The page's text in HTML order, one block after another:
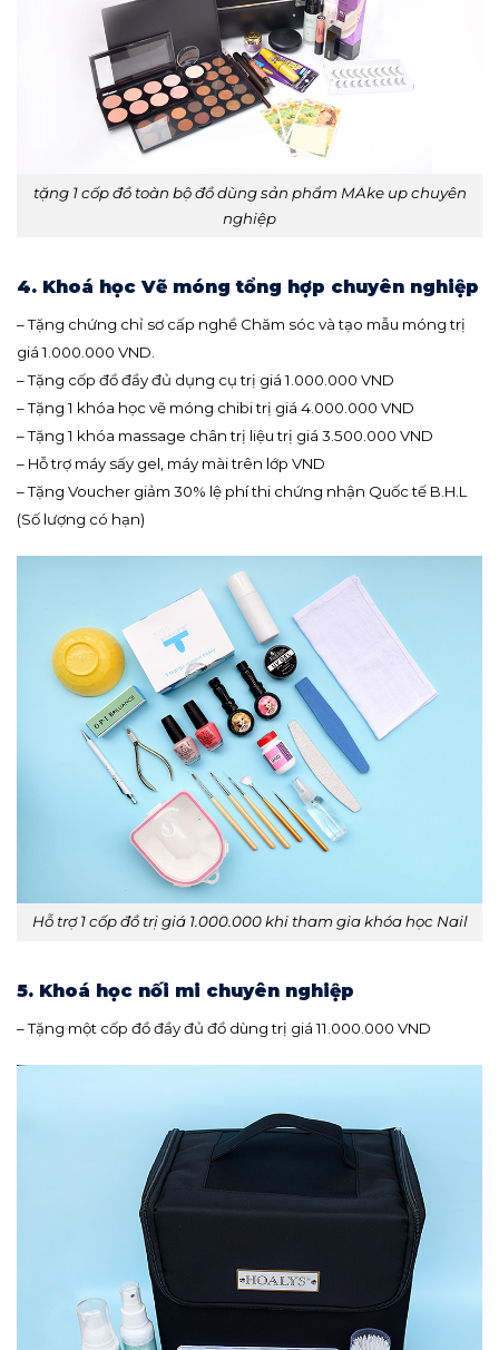
tặng 1 cốp đồ toàn bộ đồ dùng sản phẩm MAke up chuyên
nghiệp
4. Khoá học Vẽ móng tổng hợp chuyên nghiệp
– Tặng chứng chỉ sơ cấp nghề Chăm sóc và tạo mẫu móng trị
giá 1.000.000 VND.
– Tặng cốp đồ đầy đủ dụng cụ trị giá 1.000.000 VND
– Tặng 1 khóa học vẽ móng chibi trị giá 4.000.000 VND
– Tặng 1 khóa massage chân trị liệu trị giá 3.500.000 VND
– Hỗ trợ máy sấy gel, máy mài trên lớp VND
– Tặng Voucher giảm 30% lệ phí thi chứng nhận Quốc tế B.H.L
(Số lượng có hạn)
Hỗ trợ 1 cốp đồ trị giá 1.000.000 khi tham gia khóa học Nail
5. Khoá học nối mi chuyên nghiệp
– Tặng một cốp đồ đầy đủ đồ dùng trị giá 11.000.000 VND